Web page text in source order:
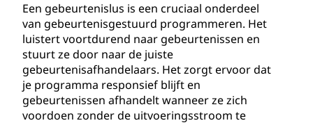
Een gebeurtenislus is een cruciaal onderdeel
van gebeurtenisgestuurd programmeren. Het
luistert voortdurend naar gebeurtenissen en
stuurt ze door naar de juiste
gebeurtenisafhandelaars. Het zorgt ervoor dat
je programma responsief blijft en
gebeurtenissen afhandelt wanneer ze zich
voordoen zonder de uitvoeringsstroom te